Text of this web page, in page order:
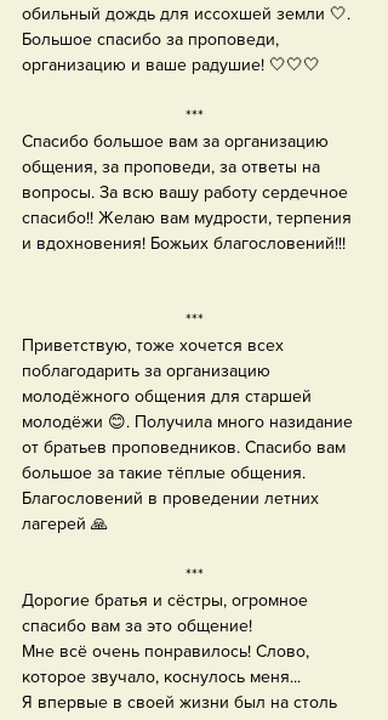
обильный дождь для иссохшей земли 🤍.
Большое спасибо за проповеди,
организацию и ваше радушие! 🤍🤍🤍
***
Спасибо большое вам за организацию
общения, за проповеди, за ответы на
вопросы. За всю вашу работу сердечное
спасибо!! Желаю вам мудрости, терпения
и вдохновения! Божьих благословений!!!
***
Приветствую, тоже хочется всех
поблагодарить за организацию
молодёжного общения для старшей
молодёжи 😊. Получила много назидание
от братьев проповедников. Спасибо вам
большое за такие тёплые общения.
Благословений в проведении летних
лагерей 🙏
***
Дорогие братья и сёстры, огромное
спасибо вам за это общение!
Мне всё очень понравилось! Слово,
которое звучало, коснулось меня...
Я впервые в своей жизни был на столь